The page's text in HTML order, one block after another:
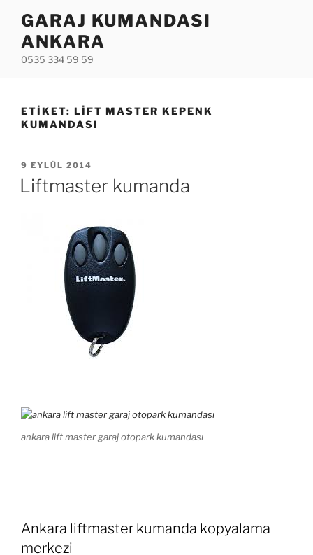
GARAJ KUMANDASI
ANKARA
0535 334 59 59
ETIKET: LIFT MASTER KEPENK
KUMANDASI
YAYIM
TARIHI
9 EYLÜL 2014
Liftmaster kumanda
ankara lift master garaj otopark kumandası
Ankara liftmaster kumanda kopyalama
merkezi